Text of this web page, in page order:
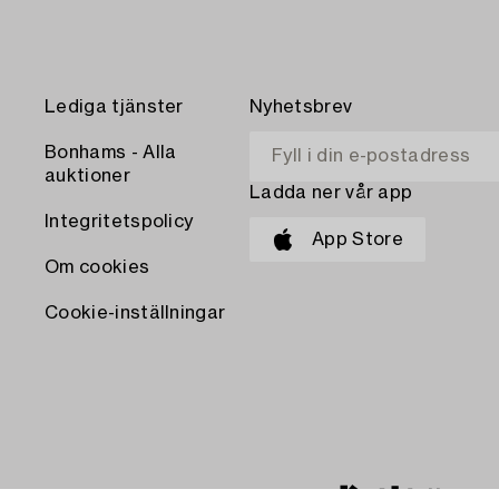
Lediga tjänster
Bonhams - Alla
auktioner
Integritetspolicy
Om cookies
Cookie-inställningar
Nyhetsbrev
Ladda ner vår app
App Store